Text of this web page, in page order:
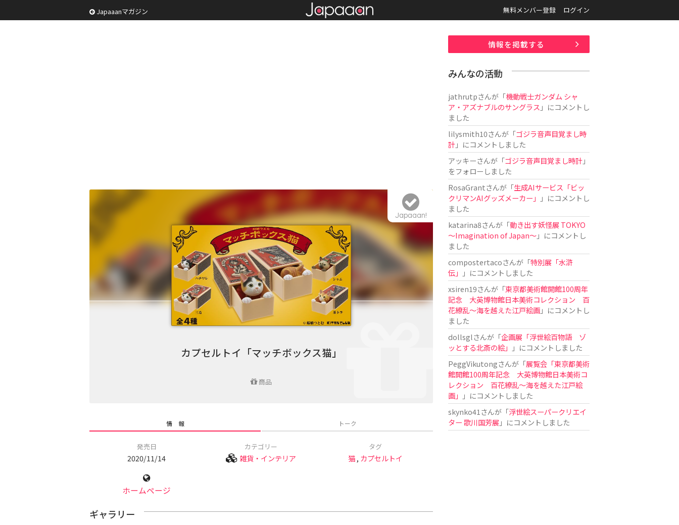
Japaaanマガジン 無料メンバー登録 ログイン
カプセルトイ「マッチボックス猫」
商品
Japaaan!
情 報 トーク
発売日
2020/11/14
カテゴリー
雑貨・インテリア
タグ
猫, カプセルトイ
ホームページ
ギャラリー
情報を掲載する
みんなの活動
jathrutpさんが「機動戦士ガンダム シャ
ア・アズナブルのサングラス 」にコメントし
ました
lilysmith10さんが「ゴジラ音声目覚まし時
計」にコメントしました
アッキーさんが「ゴジラ音声目覚まし時計」
をフォローしました
RosaGrantさんが「生成AIサービス「ビッ
クリマンAIグッズメーカー」
」にコメントし
ました
katarina8さんが「動き出す妖怪展 TOKYO
〜Imagination of Japan〜」にコメントし
ました
compostertacoさんが「特別展「水滸
伝」
」にコメントしました
xsiren19さんが「東京都美術館開館100周年
記念 大英博物館日本美術コレクション 百
花繚乱～海を越えた江戸絵画」にコメントし
ました
dollsglさんが「企画展「浮世絵百物語 ゾ
ッとする北斎の絵」
」にコメントしました
PeggVikutongさんが「展覧会「東京都美術
館開館100周年記念 大英博物館日本美術コ
レクション 百花繚乱〜海を越えた江戸絵
画」
」にコメントしました
skynko41 さんが「浮世絵スーパークリエイ
ター 歌川国芳展 」にコメントしました